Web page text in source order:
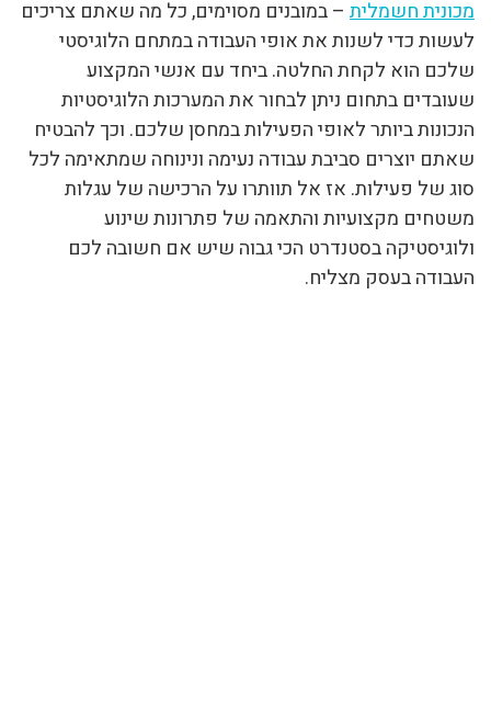
מכונית חשמלית – במובנים מסוימים, כל מה שאתם צריכים
לעשות כדי לשנות את אופי העבודה במתחם הלוגיסטי
שלכם הוא לקחת החלטה. ביחד עם אנשי המקצוע
שעובדים בתחום ניתן לבחור את המערכות הלוגיסטיות
הנכונות ביותר לאופי הפעילות במחסן שלכם. וכך להבטיח
שאתם יוצרים סביבת עבודה נעימה ונינוחה שמתאימה לכל
סוג של פעילות. אז אל תוותרו על הרכישה של עגלות
משטחים מקצועיות והתאמה של פתרונות שינוע
ולוגיסטיקה בסטנדרט הכי גבוה שיש אם חשובה לכם
העבודה בעסק מצליח.